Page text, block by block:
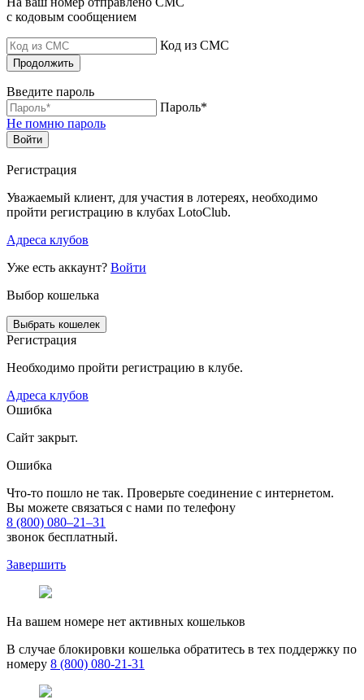
с кодовым сообщением
Код из СМС
Продолжить
Введите пароль
Пароль*
Не помню пароль
Войти
Регистрация
Уважаемый клиент, для участия в лотереях, необходимо
пройти регистрацию в клубах LotoClub.
Адреса клубов
Уже есть аккаунт? Войти
Выбор кошелька
Выбрать кошелек
Регистрация
Необходимо пройти регистрацию в клубе.
Адреса клубов
Ошибка
Сайт закрыт.
Ошибка
Что-то пошло не так. Проверьте соединение с интернетом.
Вы можете связаться с нами по телефону
8 (800) 080–21–31
звонок бесплатный.
Завершить
На вашем номере нет активных кошельков
В случае блокировки кошелька обратитесь в тех поддержку по
номеру 8 (800) 080-21-31